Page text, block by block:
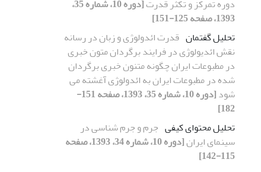
دوره تمرکز و تکثر قدرت
[دوره 10، شماره 35،
1393، صفحه 125-151]
تحلیل گفتمان قدرت ائدولوژی و زبان در رسانه
نقش ائدیولوژی در فرایند برگردان متون خبری
در مطبوعات ایران چگونه متنون خبری برگردان
شده در مطبوعات ایران به ائدولوژی آغشته می
شود
[دوره 10، شماره 35، 1393، صفحه 151-
182]
تحلیل محتوای کیفی جرم و جرم شناسی در
سینمای ایران
[دوره 10، شماره 34، 1393، صفحه
115-142]